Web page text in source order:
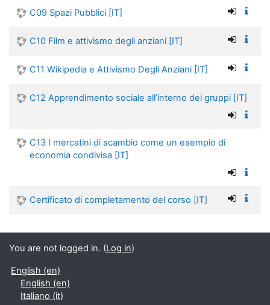
C09 Spazi Pubblici [IT]
C10 Film e attivismo degli anziani [IT]
C11 Wikipedia e Attivismo Degli Anziani [IT]
C12 Apprendimento sociale all’interno dei gruppi [IT]
C13 I mercatini di scambio come un esempio di
economia condivisa [IT]
Certificato di completamento del corso [IT]
You are not logged in. (Log in)
English ‎(en)‎
English ‎(en)‎
Italiano ‎(it)‎